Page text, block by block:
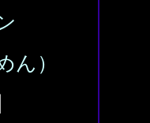
ん）